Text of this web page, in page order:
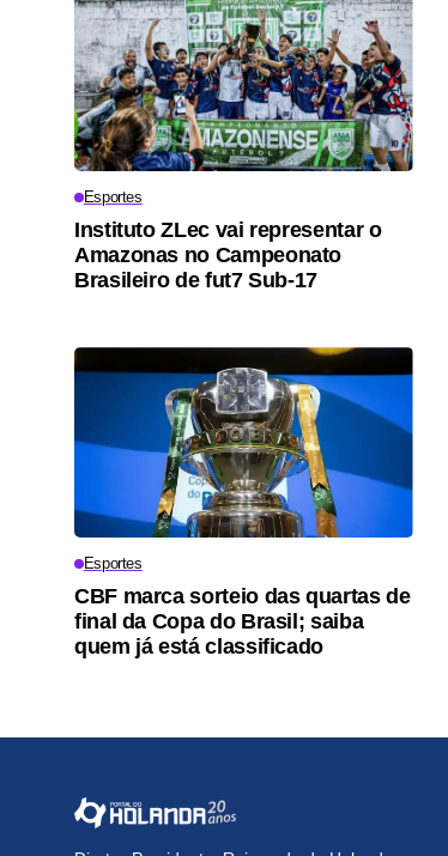
Esportes
Instituto ZLec vai representar o
Amazonas no Campeonato
Brasileiro de fut7 Sub-17
Esportes
CBF marca sorteio das quartas de
final da Copa do Brasil; saiba
quem já está classificado